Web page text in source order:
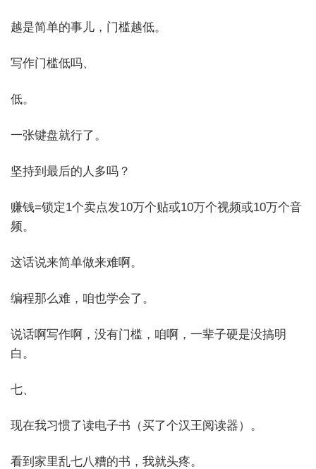
越是简单的事儿，门槛越低。
写作门槛低吗、
低。
一张键盘就行了。
坚持到最后的人多吗？
赚钱=锁定1个卖点发10万个贴或10万个视频或10万个音
频。
这话说来简单做来难啊。
编程那么难，咱也学会了。
说话啊写作啊，没有门槛，咱啊，一辈子硬是没搞明
白。
七、
现在我习惯了读电子书（买了个汉王阅读器）。
看到家里乱七八糟的书，我就头疼。